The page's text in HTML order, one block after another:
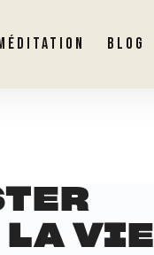
BLOG
LA VIE